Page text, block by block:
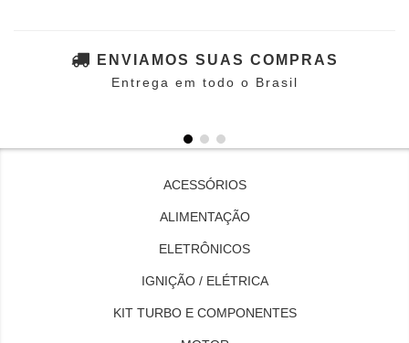
ENVIAMOS SUAS COMPRAS
Entrega em todo o Brasil
ACESSÓRIOS
ALIMENTAÇÃO
ELETRÔNICOS
IGNIÇÃO / ELÉTRICA
KIT TURBO E COMPONENTES